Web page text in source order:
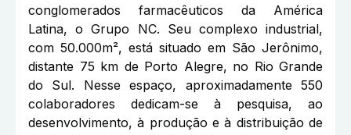
conglomerados farmacêuticos da América
Latina, o Grupo NC. Seu complexo industrial,
com 50.000m², está situado em São Jerônimo,
distante 75 km de Porto Alegre, no Rio Grande
do Sul. Nesse espaço, aproximadamente 550
colaboradores dedicam-se à pesquisa, ao
desenvolvimento, à produção e à distribuição de